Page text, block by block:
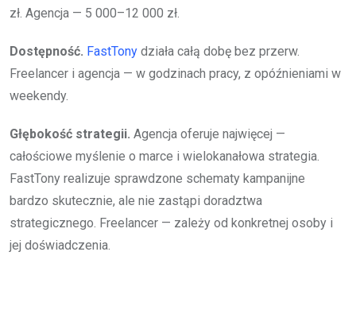
zł. Agencja — 5 000–12 000 zł.
Dostępność. FastTony działa całą dobę bez przerw.
Freelancer i agencja — w godzinach pracy, z opóźnieniami w
weekendy.
Głębokość strategii. Agencja oferuje najwięcej —
całościowe myślenie o marce i wielokanałowa strategia.
FastTony realizuje sprawdzone schematy kampanijne
bardzo skutecznie, ale nie zastąpi doradztwa
strategicznego. Freelancer — zależy od konkretnej osoby i
jej doświadczenia.